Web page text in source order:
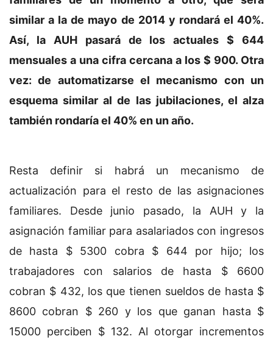
similar a la de mayo de 2014 y rondará el 40%.
Así, la AUH pasará de los actuales $ 644
mensuales a una cifra cercana a los $ 900. Otra
vez: de automatizarse el mecanismo con un
esquema similar al de las jubilaciones, el alza
también rondaría el 40% en un año.
Resta definir si habrá un mecanismo de
actualización para el resto de las asignaciones
familiares. Desde junio pasado, la AUH y la
asignación familiar para asalariados con ingresos
de hasta $ 5300 cobra $ 644 por hijo; los
trabajadores con salarios de hasta $ 6600
cobran $ 432, los que tienen sueldos de hasta $
8600 cobran $ 260 y los que ganan hasta $
15000 perciben $ 132. Al otorgar incrementos